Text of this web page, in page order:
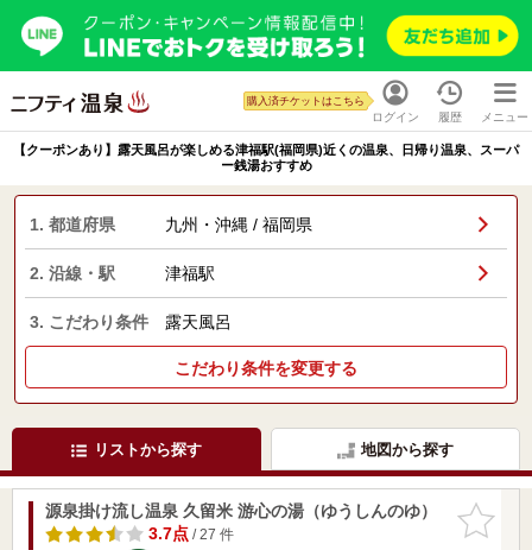
ログイン
購入済チケットはこちら
履歴 メニュー
【クーポンあり】露天風呂が楽しめる津福駅(福岡県)近くの温泉、日帰り温泉、スーパ
ー銭湯おすすめ
1. 都道府県 九州・沖縄 / 福岡県
2. 沿線・駅 津福駅
3. こだわり条件 露天風呂
こだわり条件を変更する
リストから探す 地図から探す
お気に入
りに追加
源泉掛け流し温泉 久留米 游心の湯（ゆうしんのゆ）
3.7点/ 27 件